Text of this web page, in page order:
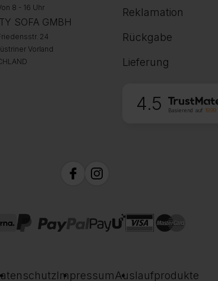
8 - 16 Uhr
SOFA GMBH
24
Vorland
Reklamation
Rückgabe
Lieferung
4.5 Basierend auf 1999
ImpressumAuslaufprodukte